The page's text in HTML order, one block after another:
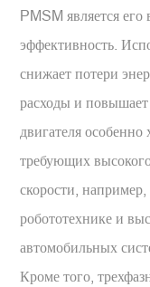
PMSM является
эффективность.
снижает потери
расходы и повышает
двигателя
требующих
скорости,
робототехнике и
автомобильных
Кроме того,